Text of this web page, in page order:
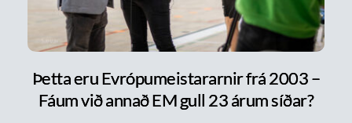
Þetta eru Evrópumeistararnir frá 2003 –
Fáum við annað EM gull 23 árum síðar?